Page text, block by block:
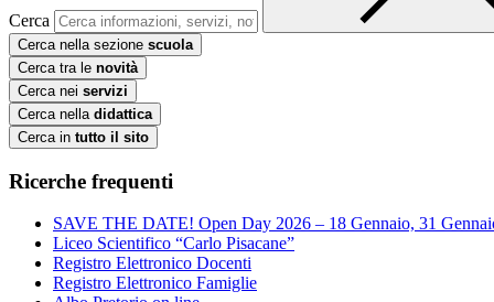
Cerca
Cerca nella sezione scuola
Cerca tra le novità
Cerca nei servizi
Cerca nella didattica
Cerca in tutto il sito
Ricerche frequenti
SAVE THE DATE! Open Day 2026 – 18 Gennaio, 31
Liceo Scientifico “Carlo Pisacane”
Registro Elettronico Docenti
Registro Elettronico Famiglie